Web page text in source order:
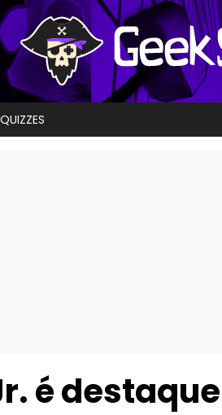
QUIZZES
é